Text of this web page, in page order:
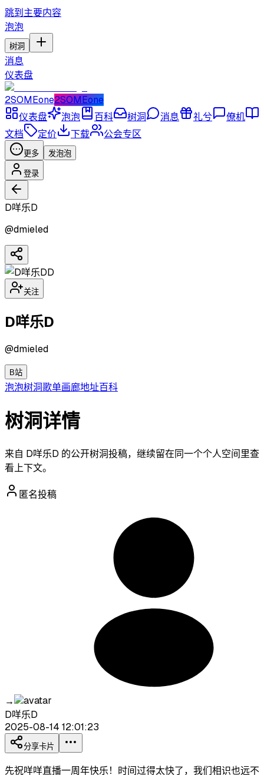
跳到主要内容
泡泡
树洞
消息
仪表盘
2SOMEone2SOMEone
仪表盘
泡泡 百科 树洞 消息 礼兮
僚机
文档
定价 下载 公会专区
更多 发泡泡
登录
D咩乐D
@dmieled
D
关注
D咩乐D
@dmieled
B站
泡泡树洞歌单画廊地址百科
树洞详情
来自 D咩乐D 的公开树洞投稿，继续留在同一个个人空间里查
看上下文。
匿名投稿
→
D咩乐D
2025-08-14 12:01:23
分享卡片
先祝咩咩直播一周年快乐！时间过得太快了，我们相识也远不